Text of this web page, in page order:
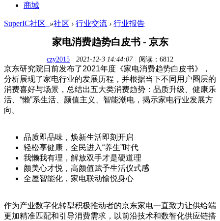
商城
SuperIC社区_ »社区 › 行业交流 › 行业报告
家电消费趋势白皮书 - 京东
czy2015 2021-12-3 14:44:07 阅读：6812
京东研究院日前发布了2021年度《家电消费趋势白皮书》，
分析展现了家电行业的发展历程，并根据当下不同用户圈层的
消费喜好与场景，总结出五大类消费趋势：品质升级、健康乐
活、“懒”系生活、颜值主义、智能潮电，揭示家电行业发展方
向。
品质即品味，焕新生活即刻开启
轻松享健康，全民进入“养生”时代
我懒我有理，解放双手才是硬道理
颜美心才悦，高颜值赋予生活仪式感
全屋智能化，家电联动愉悦身心
作为产业数字化转型积极推动者的京东家电一直致力让供给端
更加精准匹配和引导消费需求，以前沿技术和数智化供应链搭